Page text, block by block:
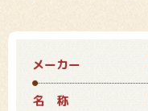
メーカー
名 称